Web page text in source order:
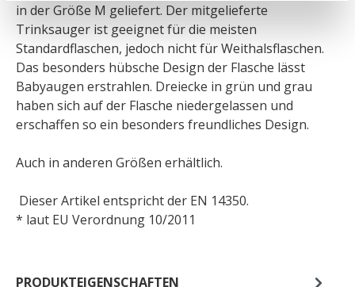
in der Größe M geliefert. Der mitgelieferte
Trinksauger ist geeignet für die meisten
Standardflaschen, jedoch nicht für Weithalsflaschen.
Das besonders hübsche Design der Flasche lässt
Babyaugen erstrahlen. Dreiecke in grün und grau
haben sich auf der Flasche niedergelassen und
erschaffen so ein besonders freundliches Design.
Auch in anderen Größen erhältlich.
Dieser Artikel entspricht der EN 14350.
* laut EU Verordnung 10/2011
PRODUKTEIGENSCHAFTEN